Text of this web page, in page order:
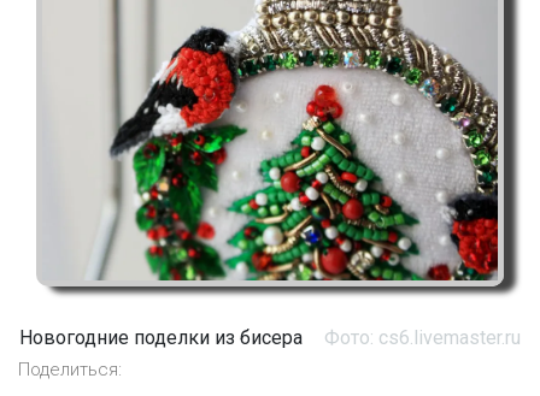
Новогодние поделки из бисера Фото: cs6.livemaster.ru
Поделиться: